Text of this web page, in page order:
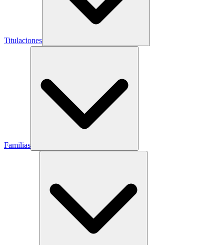
Titulaciones
Familias